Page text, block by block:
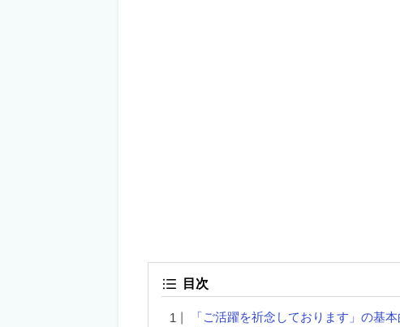
目次
「ご活躍を祈念しております」の基